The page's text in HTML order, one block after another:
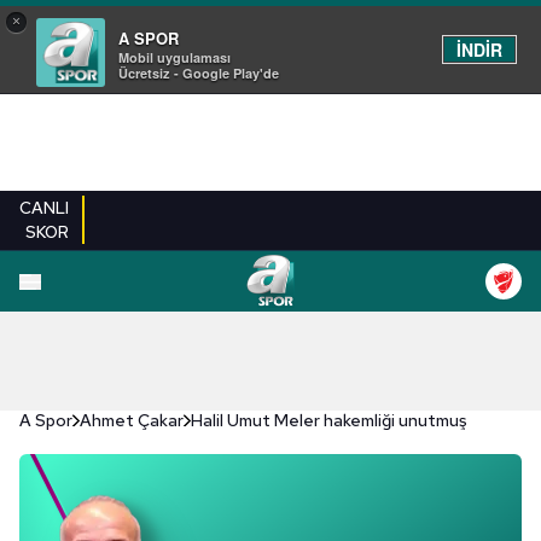
×
A SPOR
Mobil uygulaması
Ücretsiz - Google Play'de
İNDİR
CANLI
SKOR
A Spor Ahmet Çakar Halil Umut Meler hakemliği unutmuş